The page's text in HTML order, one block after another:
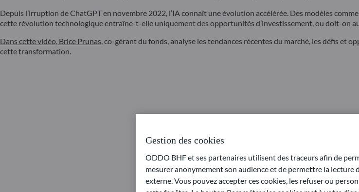
Depuis l’irruption de ChatGPT en novembre 2022, l’IA connaît une évolution accélérée. Des modèles
cette révolution technologique entraîne-t-elle uniquement des opportunités d’investissement, ou doit-on
Dans cette vidéo, Brice Prunas, co-gérant du fonds, analyse les tendances récentes du marché, les défis et
cette transformation.
Gestion des cookies
ODDO BHF et ses partenaires utilisent des traceurs afin de
mesurer anonymement son audience et de permettre la lecture
externe. Vous pouvez accepter ces cookies, les refuser ou